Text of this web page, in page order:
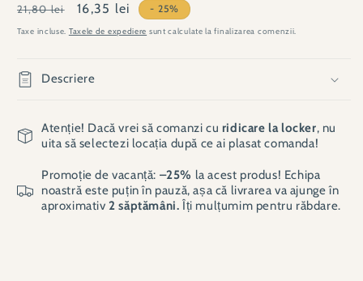
Preț
obișnuit
21,80 lei
Preț
redus
16,35 lei - 25%
Taxe incluse. Taxele de expediere sunt calculate la finalizarea comenzii.
Descriere
Atenție! Dacă vrei să comanzi cu ridicare la locker, nu
uita să selectezi locația după ce ai plasat comanda!
Promoție de vacanță: –25% la acest produs! Echipa
noastră este puțin în pauză, așa că livrarea va ajunge în
aproximativ 2 săptămâni. Îți mulțumim pentru răbdare.